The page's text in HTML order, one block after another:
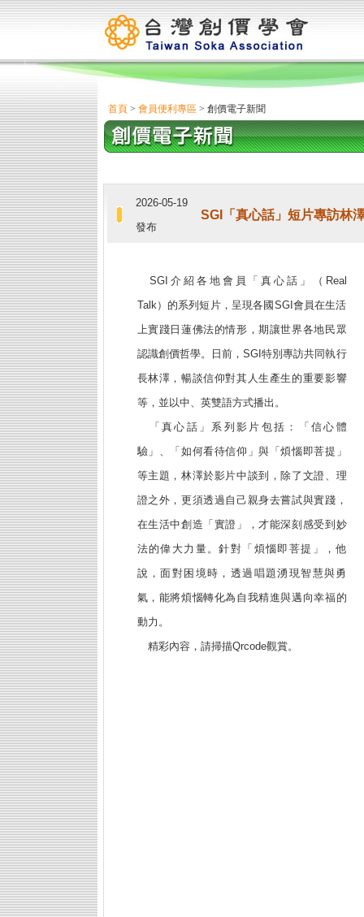
首頁> 會員便利專區 > 創價電子新聞
2026-05-19
發布
SGI「真心話」短片專訪林
SGI介紹各地會員「真心話」（Real
Talk）的系列短片，呈現各國SGI會員在生活
上實踐日蓮佛法的情形，期讓世界各地民眾
認識創價哲學。日前，SGI特別專訪共同執行
長林澤，暢談信仰對其人生產生的重要影響
等，並以中、英雙語方式播出。
「真心話」系列影片包括：「信心體
驗」、「如何看待信仰」與「煩惱即菩提」
等主題，林澤於影片中談到，除了文證、理
證之外，更須透過自己親身去嘗試與實踐，
在生活中創造「實證」，才能深刻感受到妙
法的偉大力量。針對「煩惱即菩提」，他
說，面對困境時，透過唱題湧現智慧與勇
氣，能將煩惱轉化為自我精進與邁向幸福的
動力。
精彩內容，請掃描Qrcode觀賞。